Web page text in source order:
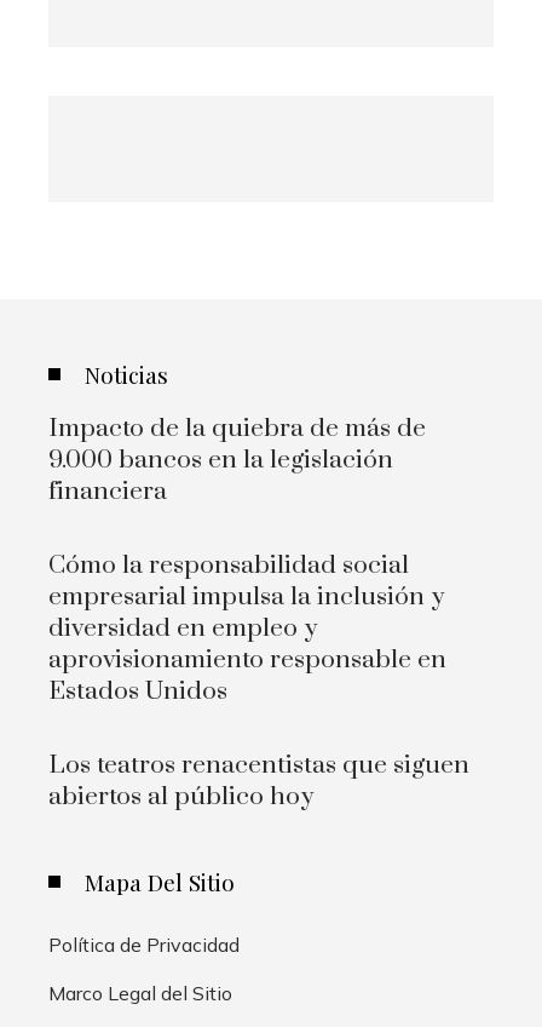
Noticias
Impacto de la quiebra de más de
9.000 bancos en la legislación
financiera
Cómo la responsabilidad social
empresarial impulsa la inclusión y
diversidad en empleo y
aprovisionamiento responsable en
Estados Unidos
Los teatros renacentistas que siguen
abiertos al público hoy
Mapa Del Sitio
Política de Privacidad
Marco Legal del Sitio